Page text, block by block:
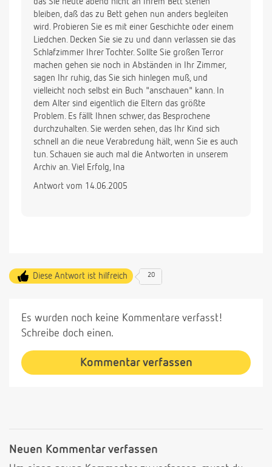
bleiben, daß das zu Bett gehen nun anders begleiten
wird. Probieren Sie es mit einer Geschichte oder einem
Liedchen. Decken Sie sie zu und dann verlassen sie das
Schlafzimmer Ihrer Tochter. Sollte Sie großen Terror
machen gehen sie noch in Abständen in Ihr Zimmer,
sagen Ihr ruhig, das Sie sich hinlegen muß, und
vielleicht noch selbst ein Buch "anschauen" kann. In
dem Alter sind eigentlich die Eltern das größte
Problem. Es fällt Ihnen schwer, das Besprochene
durchzuhalten. Sie werden sehen, das Ihr Kind sich
schnell an die neue Verabredung hält, wenn Sie es auch
tun. Schauen sie auch mal die Antworten in unserem
Archiv an. Viel Erfolg, Ina
Antwort vom 14.06.2005
Diese Antwort ist hilfreich 20
Es wurden noch keine Kommentare verfasst!
Schreibe doch einen.
Kommentar verfassen
Neuen Kommentar verfassen